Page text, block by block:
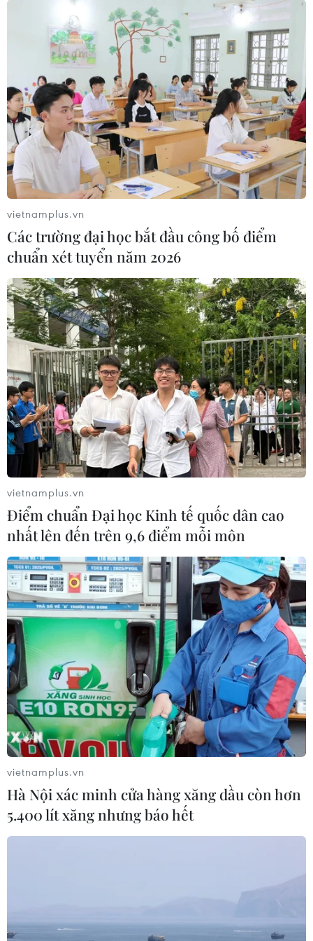
TIN CÙNG CHUYÊN MỤC
vietnamplus.vn
Các trường đại học bắt đầu công bố điểm
chuẩn xét tuyển năm 2026
vietnamplus.vn
Điểm chuẩn Đại học Kinh tế quốc dân cao
nhất lên đến trên 9,6 điểm mỗi môn
vietnamplus.vn
Hà Nội xác minh cửa hàng xăng dầu còn hơn
5.400 lít xăng nhưng báo hết